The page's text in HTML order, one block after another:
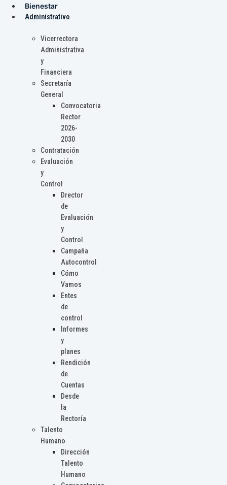
Bienestar
Administrativo
Vicerrectora
Administrativa
y
Financiera
Secretaría
General
Convocatoria
Rector
2026-
2030
Contratación
Evaluación
y
Control
Drector
de
Evaluación
y
Control
Campaña
Autocontrol
Cómo
Vamos
Entes
de
control
Informes
y
planes
Rendición
de
Cuentas
Desde
la
Rectoría
Talento
Humano
Dirección
Talento
Humano